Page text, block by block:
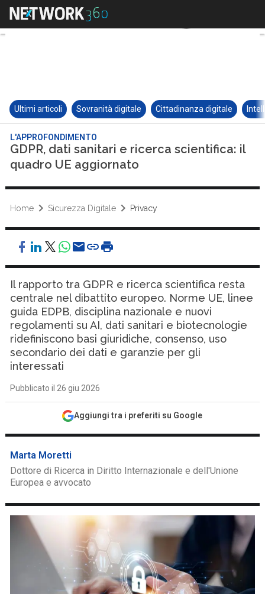
Ultimi articoli Sovranità digitale Cittadinanza digitale
L'APPROFONDIMENTO
GDPR, dati sanitari e ricerca scientifica: il
quadro UE aggiornato
Home Sicurezza Digitale Privacy
Il rapporto tra GDPR e ricerca scientifica resta
centrale nel dibattito europeo. Norme UE, linee
guida EDPB, disciplina nazionale e nuovi
regolamenti su AI, dati sanitari e biotecnologie
ridefiniscono basi giuridiche, consenso, uso
secondario dei dati e garanzie per gli
interessati
Pubblicato il 26 giu 2026
Aggiungi tra i preferiti su Google
Marta Moretti
Dottore di Ricerca in Diritto Internazionale e dell'Unione
Europea e avvocato